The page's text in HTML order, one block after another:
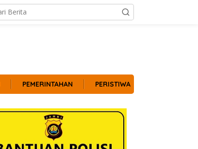
PEMERINTAHAN PERISTIWA